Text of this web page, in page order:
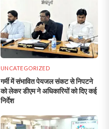
UNCATEGORIZED
गर्मी में संभावित पेयजल संकट से निपटने
को लेकर डीएम ने अधिकारियों को दिए कई
निर्देश